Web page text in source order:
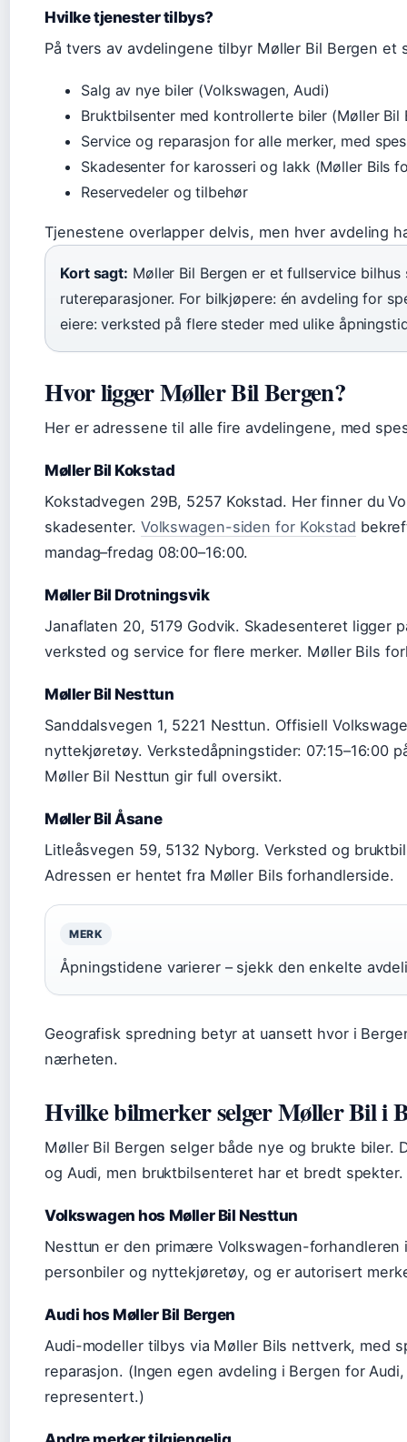
Hvilke tjenester tilbys?
På tvers av avdelingene tilbyr Møller Bil Bergen et
Salg av nye biler (Volkswagen, Audi)
Bruktbilsenter med kontrollerte biler (Møller Bil
Service og reparasjon for alle merker, med
Skadesenter for karosseri og lakk (Møller Bils
Reservedeler og tilbehør
Tjenestene overlapper delvis, men hver avdeling
Kort sagt: Møller Bil Bergen er et fullservice
rutereparasjoner. For bilkjøpere: én avdeling for
eiere: verksted på flere steder med ulike
Hvor ligger Møller Bil Bergen?
Her er adressene til alle fire avdelingene, med
Møller Bil Kokstad
Kokstadvegen 29B, 5257 Kokstad. Her finner du
skadesenter. Volkswagen-siden for Kokstad
mandag–fredag 08:00–16:00.
Møller Bil Drotningsvik
Janaflaten 20, 5179 Godvik. Skadesenteret ligger
verksted og service for flere merker. Møller Bils
Møller Bil Nesttun
Sanddalsvegen 1, 5221 Nesttun. Offisiell
nyttekjøretøy. Verkstedåpningstider: 07:15–16:00
Møller Bil Nesttun gir full oversikt.
Møller Bil Åsane
Litleåsvegen 59, 5132 Nyborg. Verksted og
Adressen er hentet fra Møller Bils forhandlerside.
MERK
Åpningstidene varierer – sjekk den enkelte
Geografisk spredning betyr at uansett hvor i
nærheten.
Hvilke bilmerker selger Møller Bil i
Møller Bil Bergen selger både nye og brukte biler.
og Audi, men bruktbilsenteret har et bredt spekter.
Volkswagen hos Møller Bil Nesttun
Nesttun er den primære Volkswagen-
personbiler og nyttekjøretøy, og er autorisert
Audi hos Møller Bil Bergen
Audi-modeller tilbys via Møller Bils nettverk, med
reparasjon. (Ingen egen avdeling i Bergen for
representert.)